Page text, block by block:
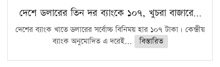
দেশে ডলারের তিন দর ব্যাংকে ১০৭, খুচরা বাজারে…
দেশের ব্যাংক খাতে ডলারের সর্বোচ্চ বিনিময় হার ১০৭ টাকা। কেন্দ্রীয়
ব্যাংক অনুমোদিত এ দরেই...
বিস্তারিত